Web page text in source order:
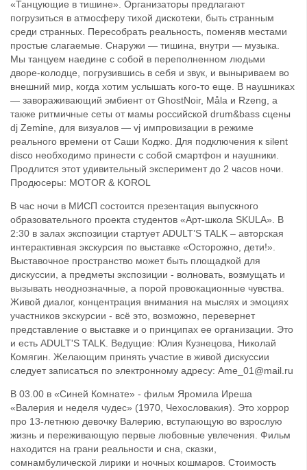
«Танцующие в тишине». Организаторы предлагают
погрузиться в атмосферу тихой дискотеки, быть странным
среди странных. Пересобрать реальность, поменяв местами
простые слагаемые. Снаружи — тишина, внутри — музыка.
Мы танцуем наедине с собой в переполненном людьми
дворе-колодце, погрузившись в себя и звук, и выныриваем во
внешний мир, когда хотим услышать кого-то еще. В наушниках
— завораживающий эмбиент от GhostNoir, Måla и Rzeng, а
также ритмичные сеты от мамы российской drum&bass сцены
dj Zemine, для визуалов — vj импровизации в режиме
реального времени от Саши Коджо. Для подключения к silent
disco необходимо принести с собой смартфон и наушники.
Продлится этот удивительный эксперимент до 2 часов ночи.
Продюсеры: MOTOR & KOROL
В час ночи в МИСП состоится презентация выпускного
образовательного проекта студентов «Арт-школа SKULA». В
2:30 в залах экспозиции стартует ADULT’S TALK – авторская
интерактивная экскурсия по выставке «Осторожно, дети!».
Выставочное пространство может быть площадкой для
дискуссии, а предметы экспозиции - волновать, возмущать и
вызывать неоднозначные, а порой провокационные чувства.
Живой диалог, концентрация внимания на мыслях и эмоциях
участников экскурсии - всё это, возможно, перевернет
представление о выставке и о принципах ее организации. Это
и есть ADULT'S TALK. Ведущие: Юлия Кузнецова, Николай
Комягин. Желающим принять участие в живой дискуссии
следует записаться по электронному адресу: Ame_01@mail.ru
В 03.00 в «Синей Комнате» - фильм Яромила Иреша
«Валерия и неделя чудес» (1970, Чехословакия). Это хоррор
про 13-летнюю девочку Валерию, вступающую во взрослую
жизнь и переживающую первые любовные увлечения. Фильм
находится на грани реальности и сна, сказки,
сомнамбулической лирики и ночных кошмаров. Стоимость